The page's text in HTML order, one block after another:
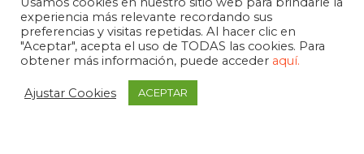
experiencia más relevante recordando sus
preferencias y visitas repetidas. Al hacer clic en
"Aceptar", acepta el uso de TODAS las cookies. Para
obtener más información, puede acceder aquí.
Ajustar Cookies ACEPTAR